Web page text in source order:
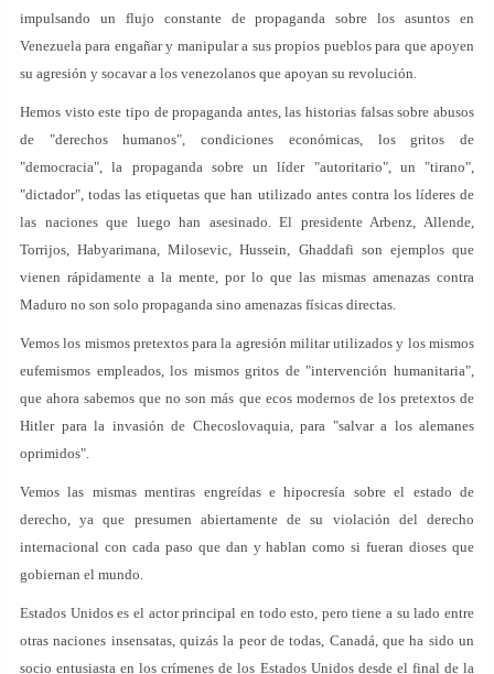
impulsando un flujo constante de propaganda sobre los asuntos en
Venezuela para engañar y manipular a sus propios pueblos para que apoyen
su agresión y socavar a los venezolanos que apoyan su revolución.
Hemos visto este tipo de propaganda antes, las historias falsas sobre abusos
de "derechos humanos", condiciones económicas, los gritos de
"democracia", la propaganda sobre un líder "autoritario", un "tirano",
"dictador", todas las etiquetas que han utilizado antes contra los líderes de
las naciones que luego han asesinado. El presidente Arbenz, Allende,
Torrijos, Habyarimana, Milosevic, Hussein, Ghaddafi son ejemplos que
vienen rápidamente a la mente, por lo que las mismas amenazas contra
Maduro no son solo propaganda sino amenazas físicas directas.
Vemos los mismos pretextos para la agresión militar utilizados y los mismos
eufemismos empleados, los mismos gritos de "intervención humanitaria",
que ahora sabemos que no son más que ecos modernos de los pretextos de
Hitler para la invasión de Checoslovaquia, para "salvar a los alemanes
oprimidos".
Vemos las mismas mentiras engreídas e hipocresía sobre el estado de
derecho, ya que presumen abiertamente de su violación del derecho
internacional con cada paso que dan y hablan como si fueran dioses que
gobiernan el mundo.
Estados Unidos es el actor principal en todo esto, pero tiene a su lado entre
otras naciones insensatas, quizás la peor de todas, Canadá, que ha sido un
socio entusiasta en los crímenes de los Estados Unidos desde el final de la